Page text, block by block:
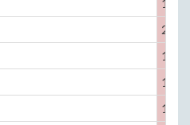
2400
165
1550
1270